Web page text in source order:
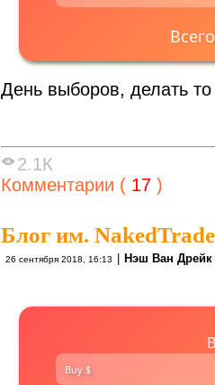
День выборов, делать
2.1К
Комментарии ( 17 )
Блог им.
26 сентября 2018, 16:13 | Нэш Ван Дрейк
Buy $